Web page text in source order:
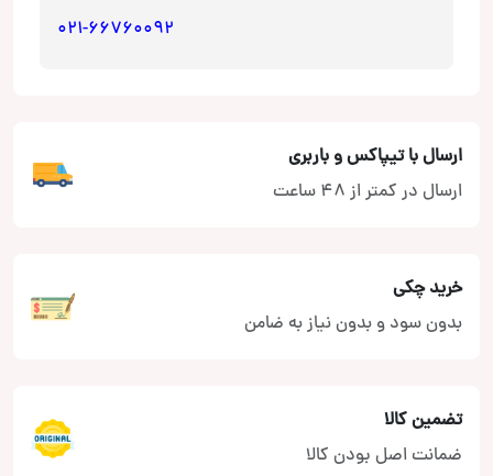
021-66760092
ارسال با تیپاکس و باربری
ارسال در کمتر از 48 ساعت
خرید چکی
بدون سود و بدون نیاز به ضامن
تضمین کالا
ضمانت اصل بودن کالا